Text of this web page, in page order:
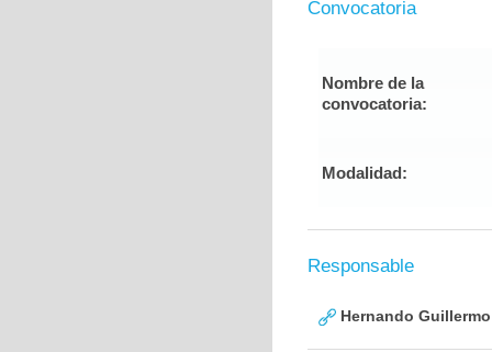
Convocatoria
Nombre de la
convocatoria:
Modalidad:
Responsable
Hernando